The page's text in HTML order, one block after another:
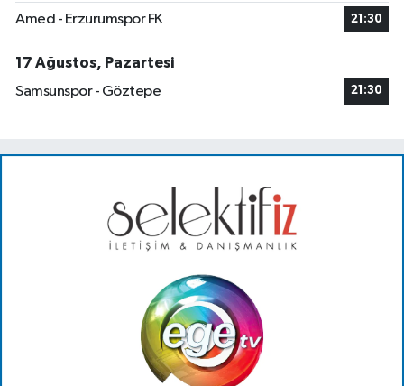
Amed - Erzurumspor FK 21:30
17 Ağustos, Pazartesi
Samsunspor - Göztepe
21:30